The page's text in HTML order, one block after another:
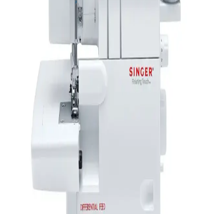
Kapitone Desenli Baget Çanta: Şıklık ve
Fonksiyonelliği Bir Arada Sunan Aksesuar
Kapitone desenli baget çanta, dayanıklı malzeme ve şık tasarımıyla
günlük ve özel davetlerde ideal, uzun ömürlü ve estetik bir aksesuar
seçeneği sunar.
Yazlık Kadın Babetlerde Dayanıklılığı Artıran
Malzeme ve Yapısal Özellikler
Yazlık kadın babetlerin dayanıklılığı, malzeme ve yapısal özelliklere
bağlıdır. Deri ve kaliteli sentetik malzemeler, uzun ömür ve
performans sağlar, düzenli bakım ise ömrü uzatır.
Singer M1505 Dikiş Makinesi: Dayanıklı ve
Kullanımı Kolay Temel Model
Singer M1505, dayanıklı metal yapısı ve kullanıcı dostu arayüzüyle
evde temel dikiş işlemleri için ideal bir modeldir. Yeni başlayanlar ve